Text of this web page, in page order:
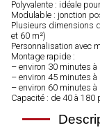
Polyvalente : idéale
Modulable : jonction
Plusieurs dimensions
et 60 m²)
Personnalisation avec
Montage rapide :
– environ 30 minutes à
– environ 45 minutes à
– environ 60 minutes à
Capacité : de 40 à 180